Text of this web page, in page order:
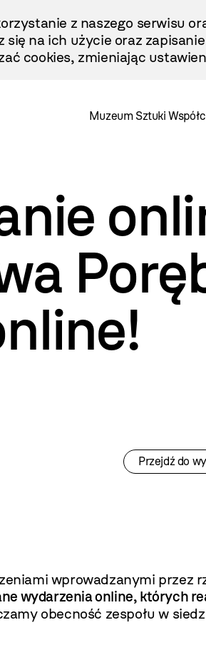
z naszego serwisu
na ich użycie oraz
cookies, zmieniając
Muzeum Sztuki
Przejdź do
wprowadzanymi przez
wydarzenia online, których
obecność zespołu w